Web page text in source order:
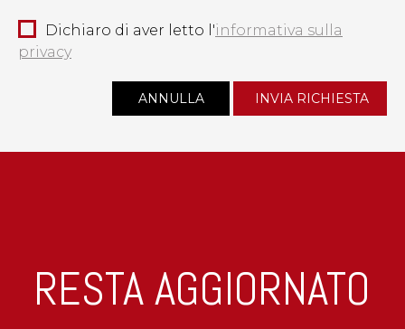
Dichiaro di aver letto l'informativa sulla
privacy
RESTA AGGIORNATO